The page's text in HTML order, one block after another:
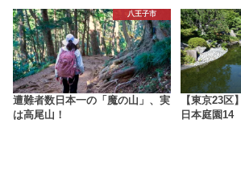
八王子市
遭難者数日本一の「魔の山」、実
は高尾山！
【東京23
日本庭園14